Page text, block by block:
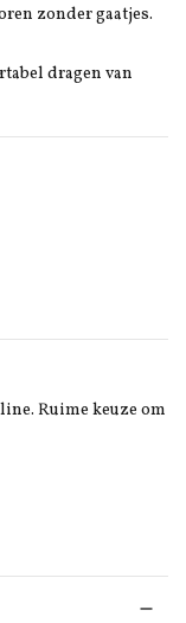
zonder gaatjes.
dragen van
Ruime keuze om